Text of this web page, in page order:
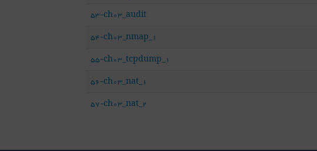
53-ch03_audit
54-ch03_nmap_1
55-ch03_tcpdump_1
56-ch03_nat_1
57-ch03_nat_2